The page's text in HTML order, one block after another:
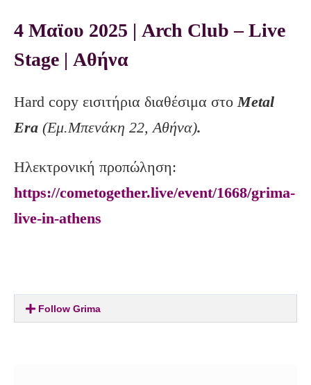
4 Μαϊου 2025 | Arch Club – Live
Stage | Αθήνα
Hard copy εισιτήρια διαθέσιμα στο Metal
Era (Εμ.Μπενάκη 22, Αθήνα).
Ηλεκτρονική προπώληση:
https://cometogether.live/event/1668/grima-
live-in-athens
Follow Grima